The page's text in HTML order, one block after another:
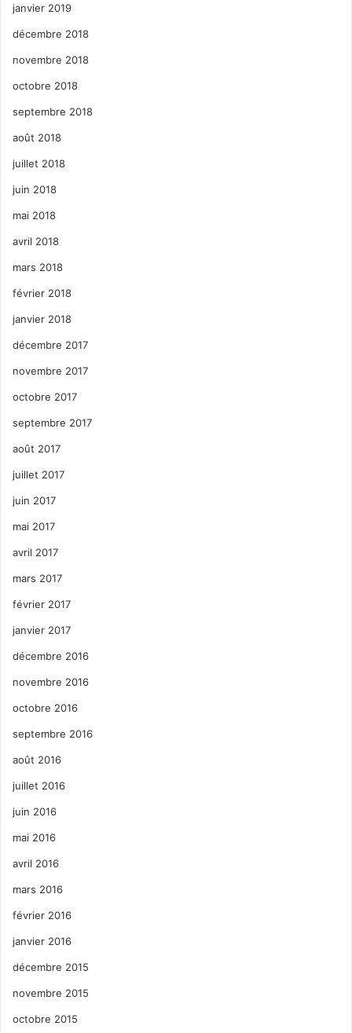
janvier 2019
décembre 2018
novembre 2018
octobre 2018
septembre 2018
août 2018
juillet 2018
juin 2018
mai 2018
avril 2018
mars 2018
février 2018
janvier 2018
décembre 2017
novembre 2017
octobre 2017
septembre 2017
août 2017
juillet 2017
juin 2017
mai 2017
avril 2017
mars 2017
février 2017
janvier 2017
décembre 2016
novembre 2016
octobre 2016
septembre 2016
août 2016
juillet 2016
juin 2016
mai 2016
avril 2016
mars 2016
février 2016
janvier 2016
décembre 2015
novembre 2015
octobre 2015